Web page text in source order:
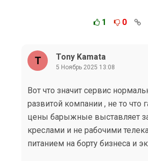
1 0
Tony Kamata
5 Ноябрь 2025 13:08
Вот что значит сервис
развитой компании , не то что
цены барыжные выставляет
креслами и не рабочими
питанием на борту бизнеса и